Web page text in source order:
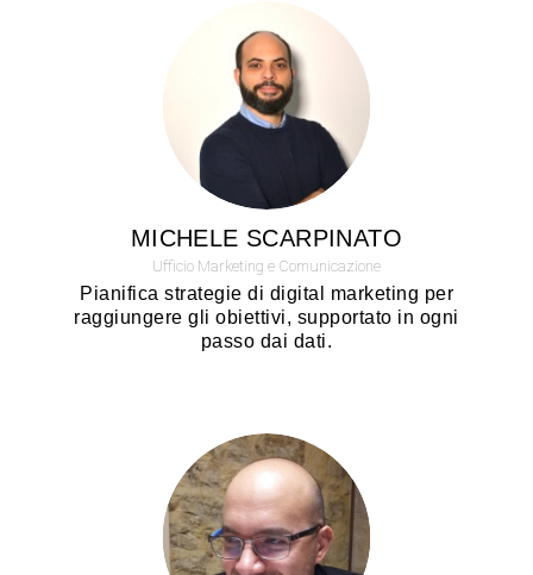
MICHELE SCARPINATO
Ufficio Marketing e Comunicazione
Pianifica strategie di digital marketing per
raggiungere gli obiettivi, supportato in ogni
passo dai dati.